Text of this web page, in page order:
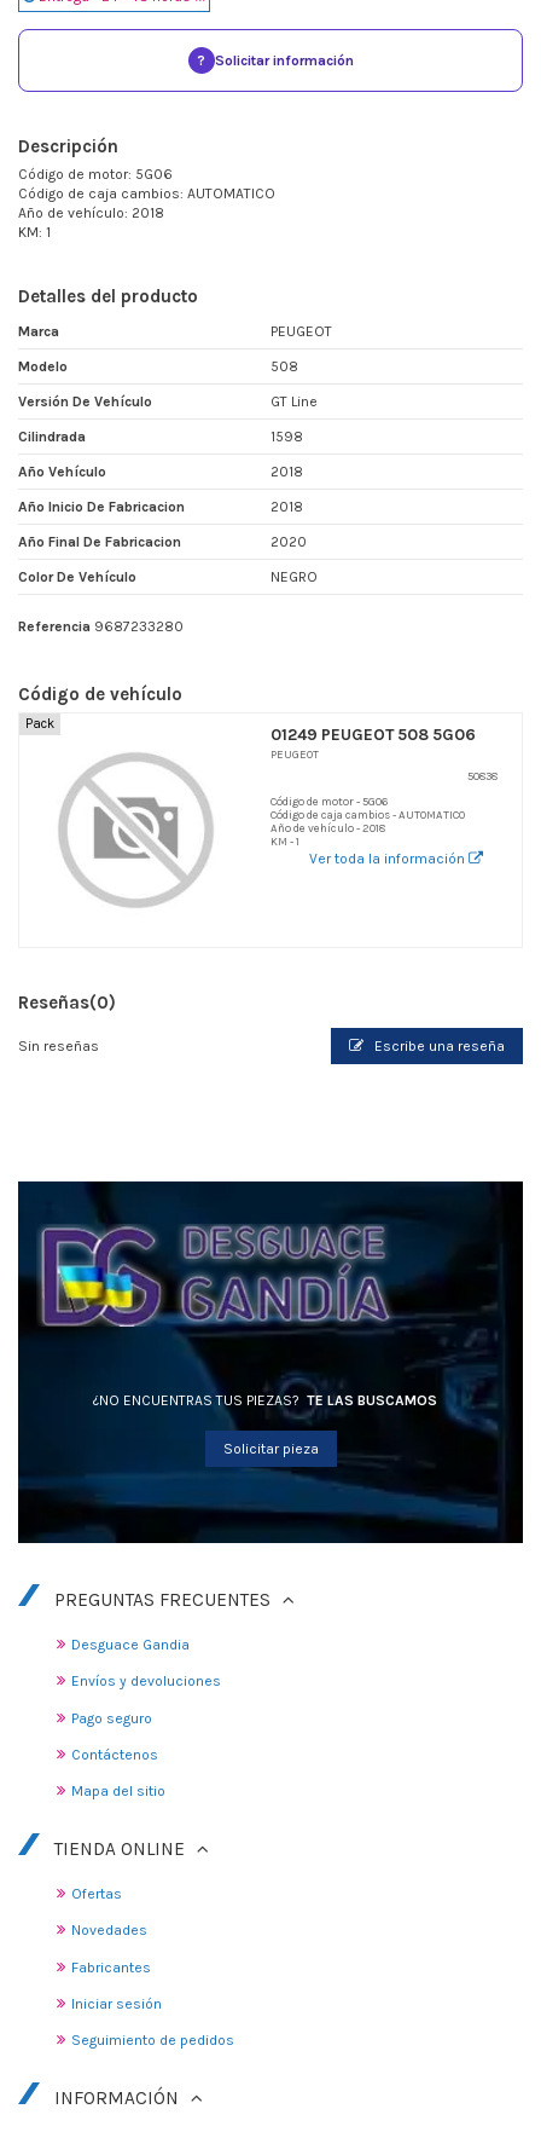
? Solicitar información
Descripción
Código de motor: 5G06
Código de caja cambios: AUTOMATICO
Año de vehículo: 2018
KM: 1
Detalles del producto
Marca PEUGEOT
Modelo 508
Versión De Vehículo GT Line
Cilindrada 1598
Año Vehículo 2018
Año Inicio De Fabricacion 2018
Año Final De Fabricacion 2020
Color De Vehículo NEGRO
Referencia 9687233280
Código de vehículo
Pack
01249 PEUGEOT 508 5G06
PEUGEOT
50838
Código de motor - 5G06
Código de caja cambios - AUTOMATICO
Año de vehículo - 2018
KM - 1
Ver toda la información
Reseñas(0)
Sin reseñas Escribe una reseña
¿NO ENCUENTRAS TUS PIEZAS? TE LAS BUSCAMOS
Solicitar pieza
PREGUNTAS FRECUENTES
Desguace Gandia
Envíos y devoluciones
Pago seguro
Contáctenos
Mapa del sitio
TIENDA ONLINE
Ofertas
Novedades
Fabricantes
Iniciar sesión
Seguimiento de pedidos
INFORMACIÓN